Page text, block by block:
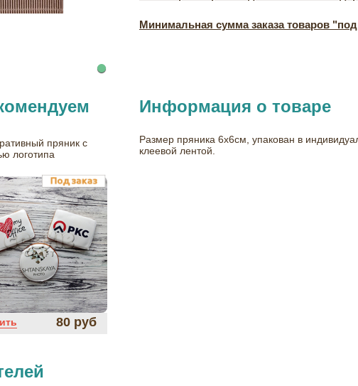
Минимальная сумма заказа товаров "под
пряник с
логотипа
80 руб
Информация о товаре
Размер пряника 6х6см, упакован в
клеевой лентой.